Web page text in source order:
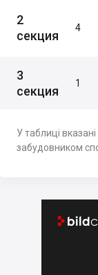
2
секция
4
3
секция
1
У таблиці
забудовником
